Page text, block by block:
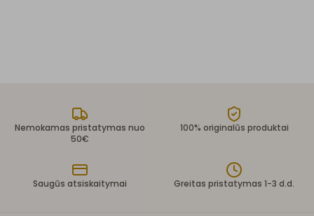
Nemokamas pristatymas nuo
50€
100% originalūs produktai
Saugūs atsiskaitymai Greitas pristatymas 1-3 d.d.